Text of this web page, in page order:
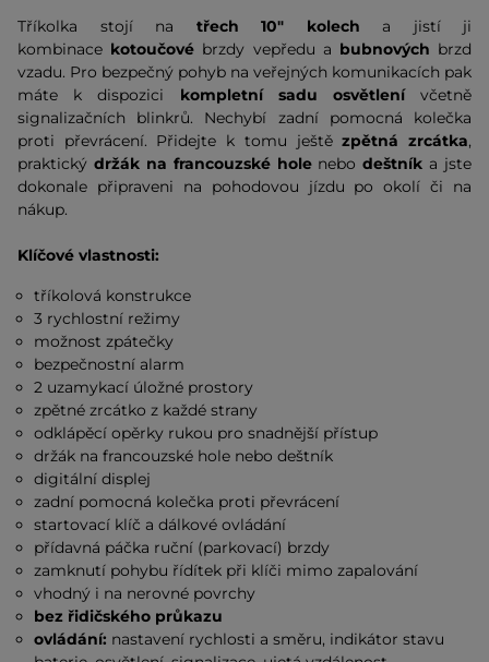
Tříkolka stojí na třech 10" kolech a jistí ji
kombinace kotoučové brzdy vepředu a bubnových brzd
vzadu. Pro bezpečný pohyb na veřejných komunikacích pak
máte k dispozici kompletní sadu osvětlení včetně
signalizačních blinkrů. Nechybí zadní pomocná kolečka
proti převrácení. Přidejte k tomu ještězpětná zrcátka,
praktický držák na francouzské holenebodeštník a jste
dokonale připraveni na pohodovou jízdu po okolí či na
nákup.
Klíčové vlastnosti:
tříkolová konstrukce
3 rychlostní režimy
možnost zpátečky
bezpečnostní alarm
2 uzamykací úložné prostory
zpětné zrcátko z každé strany
odklápěcí opěrky rukou pro snadnější přístup
držák na francouzské hole nebo deštník
digitální displej
zadní pomocná kolečka proti převrácení
startovací klíč a dálkové ovládání
přídavná páčka ruční (parkovací) brzdy
zamknutí pohybu řídítek při klíči mimo zapalování
vhodný i na nerovné povrchy
bez řidičského průkazu
ovládání: nastavení rychlosti a směru, indikátor stavu